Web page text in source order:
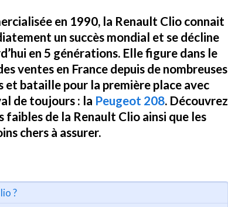
en 1990, la Renault Clio connait
un succès mondial et se décline
en 5 générations. Elle figure dans le
ventes en France depuis de nombreuses
et bataille pour la première place avec
de toujours : la Peugeot 208. Découvrez
de la Renault Clio ainsi que les
chers à assurer.
?